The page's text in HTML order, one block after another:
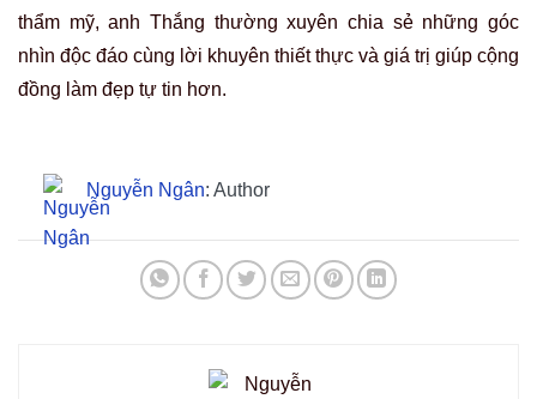
thẩm mỹ, anh Thắng thường xuyên chia sẻ những góc
nhìn độc đáo cùng lời khuyên thiết thực và giá trị giúp cộng
đồng làm đẹp tự tin hơn.
Nguyễn Ngân: Author